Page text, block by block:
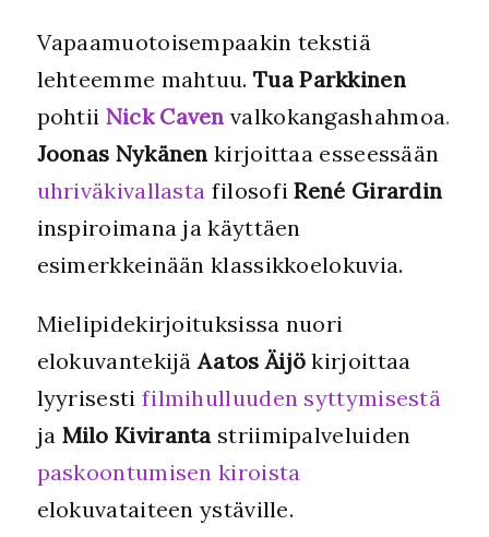
Vapaamuotoisempaakin tekstiä
lehteemme mahtuu. Tua Parkkinen
pohtii Nick Caven valkokangashahmoa.
Joonas Nykänen kirjoittaa esseessään
uhriväkivallasta filosofiRené Girardin
inspiroimana ja käyttäen
esimerkkeinään klassikkoelokuvia.
Mielipidekirjoituksissa nuori
elokuvantekijäAatos Äijö kirjoittaa
lyyrisesti filmihulluuden syttymisestä
ja Milo Kivirantastriimipalveluiden
paskoontumisen kiroista
elokuvataiteen ystäville.